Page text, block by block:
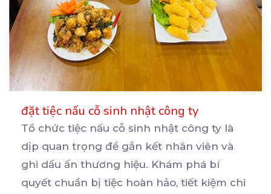
đặt tiệc nấu cỗ sinh nhật công ty
Tổ chức tiệc nấu cỗ sinh nhật công ty là
dịp quan trọng để gắn kết nhân viên và
ghi dấu ấn thương hiệu. Khám phá bí
quyết chuẩn bị tiệc hoàn hảo, tiết kiệm chi